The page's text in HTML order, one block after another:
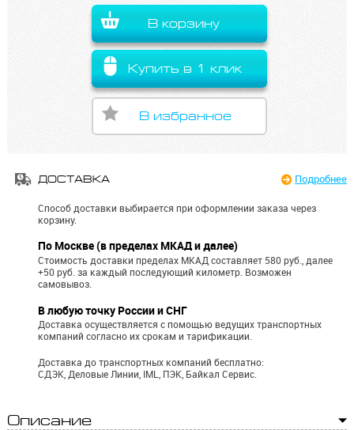
В корзину
Купить в 1 клик
В избранное
ДОСТАВКА Подробнее
Способ доставки выбирается при оформлении заказа через
корзину.
По Москве (в пределах МКАД и далее)
Стоимость доставки пределах МКАД составляет 580 руб., далее
+50 руб. за каждый последующий километр. Возможен
самовывоз.
В любую точку России и СНГ
Доставка осуществляется с помощью ведущих транспортных
компаний согласно их срокам и тарификации.
Доставка до транспортных компаний бесплатно:
СДЭК, Деловые Линии, IML, ПЭК, Байкал Сервис.
Описание